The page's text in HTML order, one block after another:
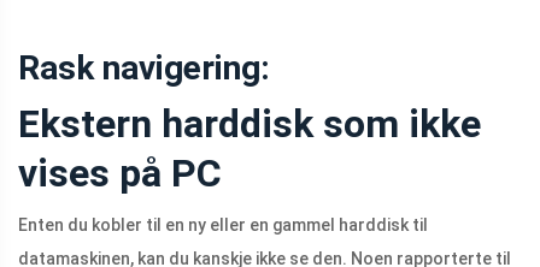
Rask navigering:
Ekstern harddisk som ikke
vises på PC
Enten du kobler til en ny eller en gammel harddisk til
datamaskinen, kan du kanskje ikke se den. Noen rapporterte til